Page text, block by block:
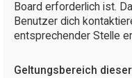
Board erforderlich ist.
Benutzer dich
entsprechender Stelle
Geltungsbereich